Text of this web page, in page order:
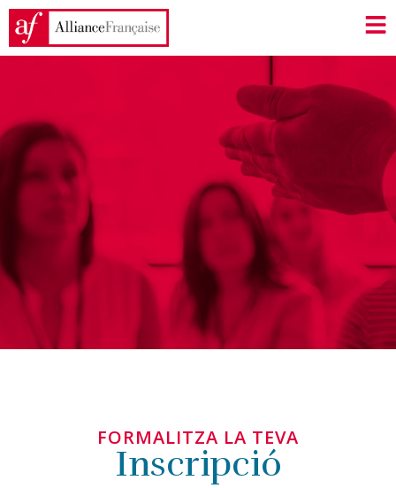
FORMALITZA LA TEVA
Inscripció